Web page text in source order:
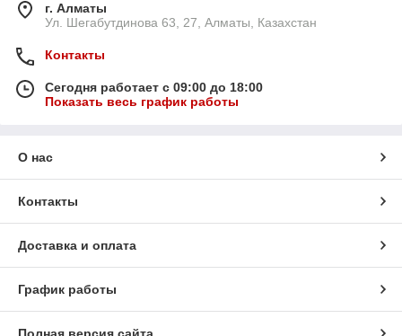
г. Алматы
Ул. Шегабутдинова 63, 27, Алматы, Казахстан
Контакты
Сегодня работает с 09:00 до 18:00
Показать весь график работы
О нас
Контакты
Доставка и оплата
График работы